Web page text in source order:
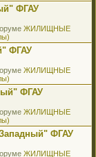
ФГАУ
ЖИЛИЩНЫЕ
ФГАУ
ЖИЛИЩНЫЕ
ФГАУ
ЖИЛИЩНЫЕ
ФГАУ
ЖИЛИЩНЫЕ